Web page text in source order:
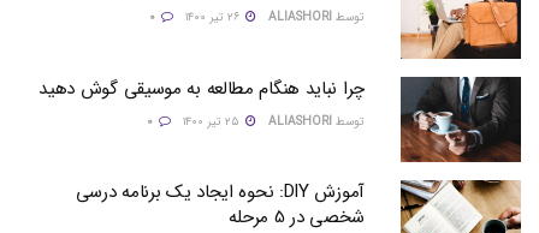
توسط ALIASHORI
چرا نباید هنگام مطالعه به موسیقی گوش دهید
توسط ALIASHORI
آموزش DIY: نحوه ایجاد یک برنامه درسی
شخصی در 5 مرحله